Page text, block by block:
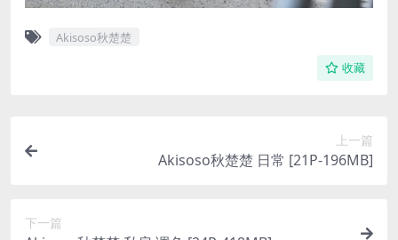
Akisoso秋楚楚
收藏
上一篇
Akisoso秋楚楚 日常 [21P-196MB]
下一篇